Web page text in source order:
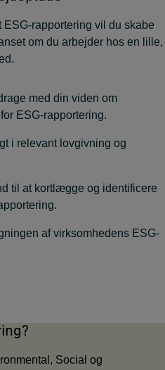
ESG-rapportering vil du skabe
om du arbejder hos en lille,
med din viden om
ESG-rapportering.
i relevant lovgivning og
til at kortlægge og identificere
af virksomhedens ESG-
Social og